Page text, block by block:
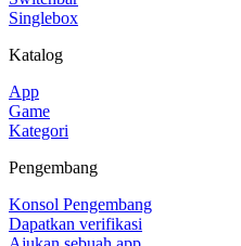
Singlebox
Katalog
App
Game
Kategori
Pengembang
Konsol Pengembang
Dapatkan verifikasi